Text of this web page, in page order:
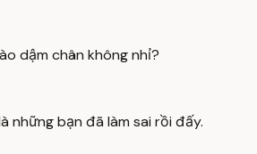
dậm chân không nhỉ?
những bạn đã làm sai rồi đấy.